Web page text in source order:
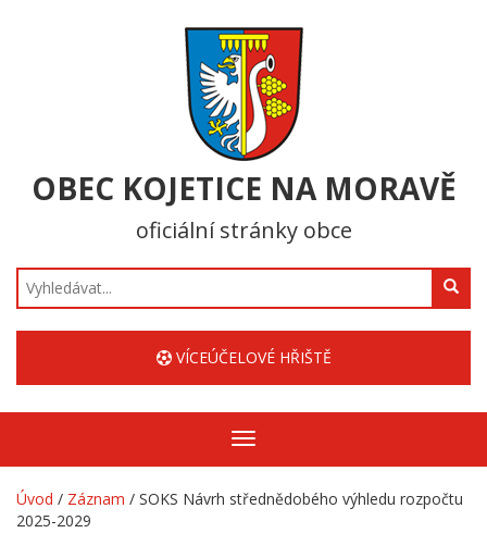
OBEC KOJETICE NA MORAVĚ
oficiální stránky obce
Hledat
VÍCEÚČELOVÉ HŘIŠTĚ
Zobrazit/skrýt
navigaci
Úvod / Záznam / SOKS Návrh střednědobého výhledu rozpočtu
2025-2029